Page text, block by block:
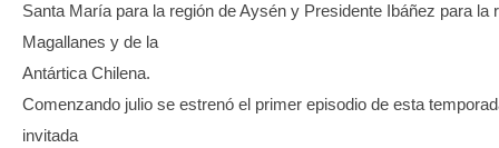
Santa María para la región de Aysén y Presidente Ibáñez para la
Magallanes y de la
Antártica Chilena.
Comenzando julio se estrenó el primer episodio de esta
invitada